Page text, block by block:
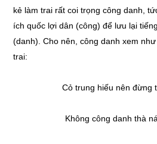
kẻ làm trai rất coi trọng công danh,
ích quốc lợi dân (công) để lưu lại
(danh). Cho nên, công danh xem
trai:
Cỏ trung hiếu nên đừng
Không công danh thà